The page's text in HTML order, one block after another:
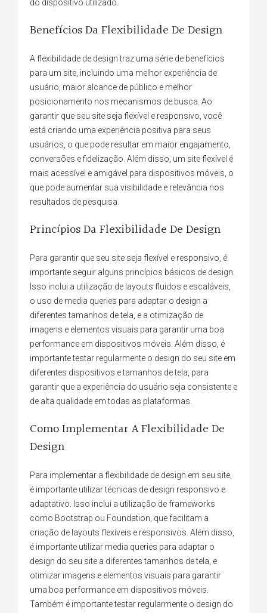
do dispositivo utilizado.
Benefícios Da Flexibilidade De Design
A flexibilidade de design traz uma série de benefícios
para um site, incluindo uma melhor experiência de
usuário, maior alcance de público e melhor
posicionamento nos mecanismos de busca. Ao
garantir que seu site seja flexível e responsivo, você
está criando uma experiência positiva para seus
usuários, o que pode resultar em maior engajamento,
conversões e fidelização. Além disso, um site flexível é
mais acessível e amigável para dispositivos móveis, o
que pode aumentar sua visibilidade e relevância nos
resultados de pesquisa.
Princípios Da Flexibilidade De Design
Para garantir que seu site seja flexível e responsivo, é
importante seguir alguns princípios básicos de design.
Isso inclui a utilização de layouts fluidos e escaláveis,
o uso de media queries para adaptar o design a
diferentes tamanhos de tela, e a otimização de
imagens e elementos visuais para garantir uma boa
performance em dispositivos móveis. Além disso, é
importante testar regularmente o design do seu site em
diferentes dispositivos e tamanhos de tela, para
garantir que a experiência do usuário seja consistente e
de alta qualidade em todas as plataformas.
Como Implementar A Flexibilidade De
Design
Para implementar a flexibilidade de design em seu site,
é importante utilizar técnicas de design responsivo e
adaptativo. Isso inclui a utilização de frameworks
como Bootstrap ou Foundation, que facilitam a
criação de layouts flexíveis e responsivos. Além disso,
é importante utilizar media queries para adaptar o
design do seu site a diferentes tamanhos de tela, e
otimizar imagens e elementos visuais para garantir
uma boa performance em dispositivos móveis.
Também é importante testar regularmente o design do